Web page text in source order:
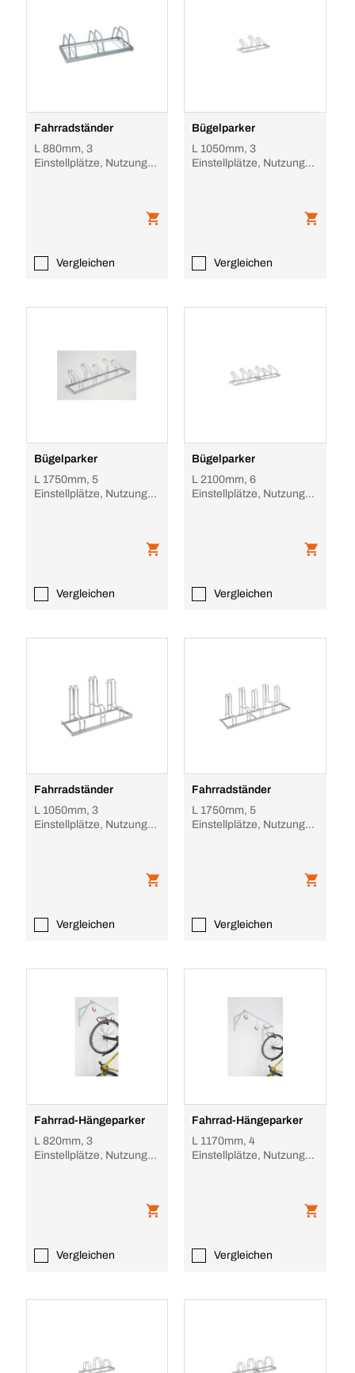
Fahrradständer
L 880mm, 3
Einstellplätze, Nutzung
Vergleichen
Bügelparker
L 1050mm, 3
Einstellplätze, Nutzung
Vergleichen
Bügelparker
L 1750mm, 5
Einstellplätze, Nutzung
Vergleichen
Bügelparker
L 2100mm, 6
Einstellplätze, Nutzung
Vergleichen
Fahrradständer
L 1050mm, 3
Einstellplätze, Nutzung
Vergleichen
Fahrradständer
L 1750mm, 5
Einstellplätze, Nutzung
Vergleichen
Fahrrad-Hängeparker
L 820mm, 3
Einstellplätze, Nutzung
Vergleichen
Fahrrad-Hängeparker
L 1170mm, 4
Einstellplätze, Nutzung
Vergleichen